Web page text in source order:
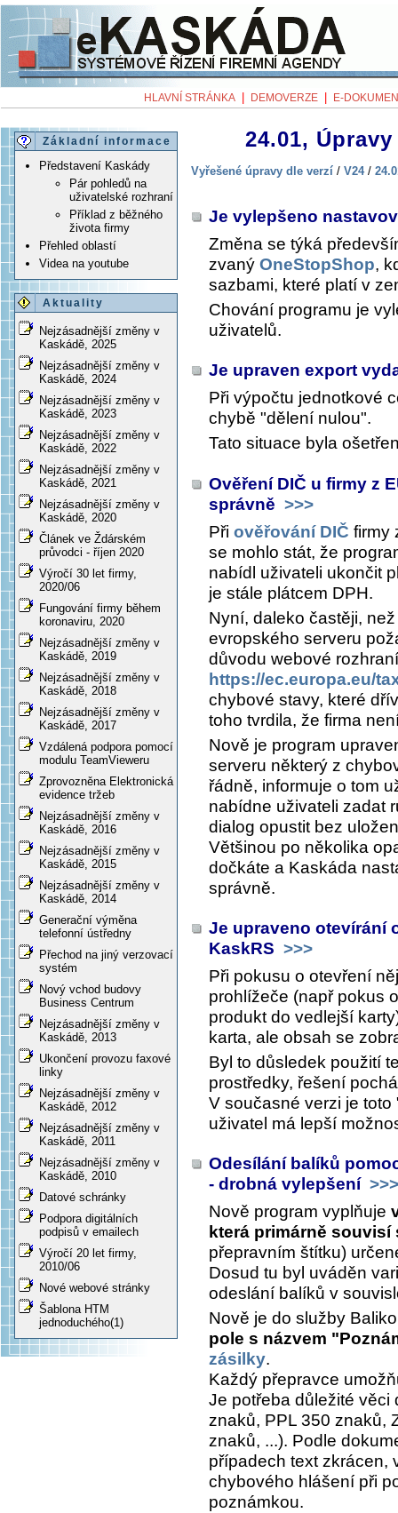
HLAVNÍ STRÁNKA DEMOVERZE E-
Základní informace
Představení Kaskády
Pár pohledů na
uživatelské rozhraní
Příklad z běžného
života firmy
Přehled oblastí
Videa na youtube
Aktuality
Nejzásadnější změny v
Kaskádě, 2025
Nejzásadnější změny v
Kaskádě, 2024
Nejzásadnější změny v
Kaskádě, 2023
Nejzásadnější změny v
Kaskádě, 2022
Nejzásadnější změny v
Kaskádě, 2021
Nejzásadnější změny v
Kaskádě, 2020
Článek ve Ždárském
průvodci - říjen 2020
Výročí 30 let firmy,
2020/06
Fungování firmy během
koronaviru, 2020
Nejzásadnější změny v
Kaskádě, 2019
Nejzásadnější změny v
Kaskádě, 2018
Nejzásadnější změny v
Kaskádě, 2017
Vzdálená podpora pomocí
modulu TeamVieweru
Zprovozněna Elektronická
evidence tržeb
Nejzásadnější změny v
Kaskádě, 2016
Nejzásadnější změny v
Kaskádě, 2015
Nejzásadnější změny v
Kaskádě, 2014
Generační výměna
telefonní ústředny
Přechod na jiný verzovací
systém
Nový vchod budovy
Business Centrum
Nejzásadnější změny v
Kaskádě, 2013
Ukončení provozu faxové
linky
Nejzásadnější změny v
Kaskádě, 2012
Nejzásadnější změny v
Kaskádě, 2011
Nejzásadnější změny v
Kaskádě, 2010
Datové schránky
Podpora digitálních
podpisů v emailech
Výročí 20 let firmy,
2010/06
Nové webové stránky
Šablona HTM
jednoduchého(1)
24.01,
Vyřešené úpravy dle verzí / V24/
Je vylepšeno
Změna se týká
zvaný OneStopShop,
sazbami, které platí v
Chování programu je
uživatelů.
Je upraven export
Při výpočtu jednotkové
chybě "dělení nulou".
Tato situace byla
Ověření DIČ u firmy z
správně >>>
Při ověřování DIČ firmy
se mohlo stát, že
nabídl uživateli ukončit
je stále plátcem DPH.
Nyní, daleko častěji,
evropského serveru
důvodu webové
https://ec.europa.eu/
chybové stavy, které
toho tvrdila, že firma
Nově je program
serveru některý z
řádně, informuje o tom
nabídne uživateli zadat
dialog opustit bez
Většinou po několika
dočkáte a Kaskáda
správně.
Je upraveno otevírání
KaskRS >>>
Při pokusu o otevření
prohlížeče (např pokus
produkt do vedlejší
karta, ale obsah se
Byl to důsledek použití
prostředky, řešení
V současné verzi je
uživatel má lepší
Odesílání balíků
- drobná vylepšení >>>
Nově program vyplňuje
která primárně souvisí
přepravním štítku)
Dosud tu byl uváděn
odeslání balíků v
Nově je do služby
pole s názvem
zásilky.
Každý přepravce
Je potřeba důležité věci
znaků, PPL 350 znaků,
znaků, ...). Podle
případech text zkrácen,
chybového hlášení při
poznámkou.